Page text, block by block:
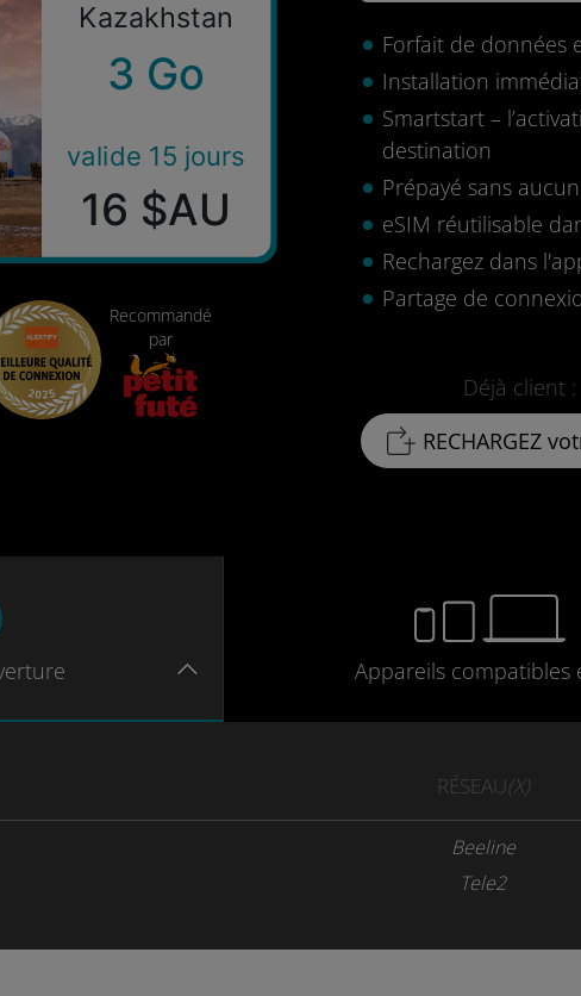
Kazakhstan
3 Go
valide 15 jours
16 $AU
Recommandé
par
Forfait de données
Installation
Smartstart –
destination
Prépayé sans
eSIM réutilisable
Rechargez dans
Partage de
Déjà client :
RECHARGEZ
Appareils compatibles
RÉSEAU(X)
Beeline
Tele2